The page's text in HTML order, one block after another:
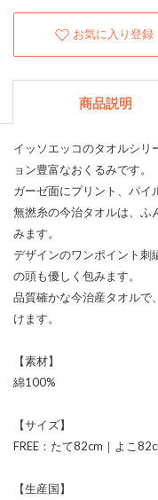
お気に入り登録
商品説明
イッソエッコのタオルシリ
ョン豊富なおくるみです。
ガーゼ面にプリント、パイ
無撚糸の今治タオルは、ふ
みます。
デザインのワンポイント刺
の頭も優しく包みます。
品質確かな今治産タオルで
けます。
【素材】
綿100%
【サイズ】
FREE：たて82cm｜よこ
【生産国】